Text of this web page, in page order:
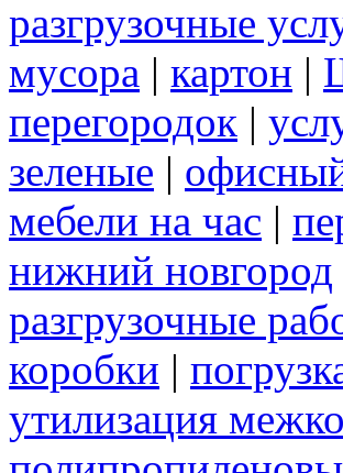
разгрузочные
мусора | картон |
перегородок |
зеленые |
мебели на час |
нижний новгород
разгрузочные
коробки |
утилизация